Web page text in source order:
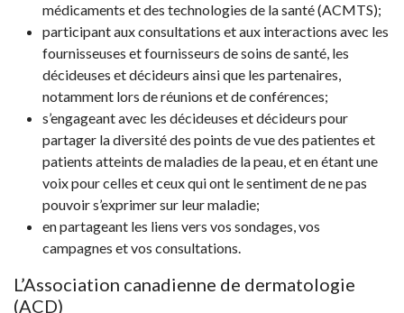
médicaments et des technologies de la santé (ACMTS);
participant aux consultations et aux interactions avec les
fournisseuses et fournisseurs de soins de santé, les
décideuses et décideurs ainsi que les partenaires,
notamment lors de réunions et de conférences;
s’engageant avec les décideuses et décideurs pour
partager la diversité des points de vue des patientes et
patients atteints de maladies de la peau, et en étant une
voix pour celles et ceux qui ont le sentiment de ne pas
pouvoir s’exprimer sur leur maladie;
en partageant les liens vers vos sondages, vos
campagnes et vos consultations.
L’Association canadienne de dermatologie
(ACD)